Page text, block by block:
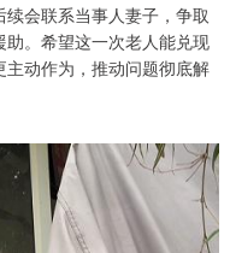
会联系当事人妻子，争取
。希望这一次老人能兑现
动作为，推动问题彻底解